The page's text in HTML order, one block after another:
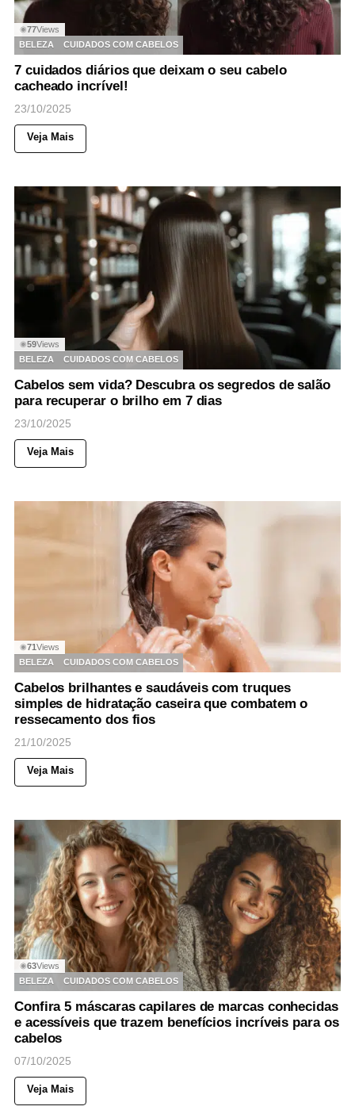
◉77Views
BELEZA
CUIDADOS COM CABELOS
7 cuidados diários que deixam o seu cabelo
cacheado incrível!
23/10/2025
Veja Mais
◉59Views
BELEZA
CUIDADOS COM CABELOS
Cabelos sem vida? Descubra os segredos de salão
para recuperar o brilho em 7 dias
23/10/2025
Veja Mais
◉71Views
BELEZA
CUIDADOS COM CABELOS
Cabelos brilhantes e saudáveis com truques
simples de hidratação caseira que combatem o
ressecamento dos fios
21/10/2025
Veja Mais
◉63Views
BELEZA
CUIDADOS COM CABELOS
Confira 5 máscaras capilares de marcas conhecidas
e acessíveis que trazem benefícios incríveis para os
cabelos
07/10/2025
Veja Mais